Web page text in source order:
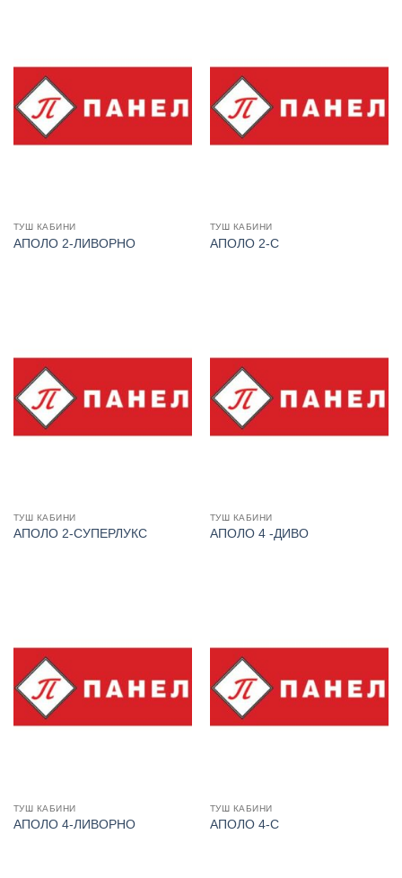
ТУШ КАБИНИ
АПОЛО 2-ЛИВОРНО
ТУШ КАБИНИ
АПОЛО 2-С
ТУШ КАБИНИ
АПОЛО 2-СУПЕРЛУКС
ТУШ КАБИНИ
АПОЛО 4 -ДИВО
ТУШ КАБИНИ
АПОЛО 4-ЛИВОРНО
ТУШ КАБИНИ
АПОЛО 4-С